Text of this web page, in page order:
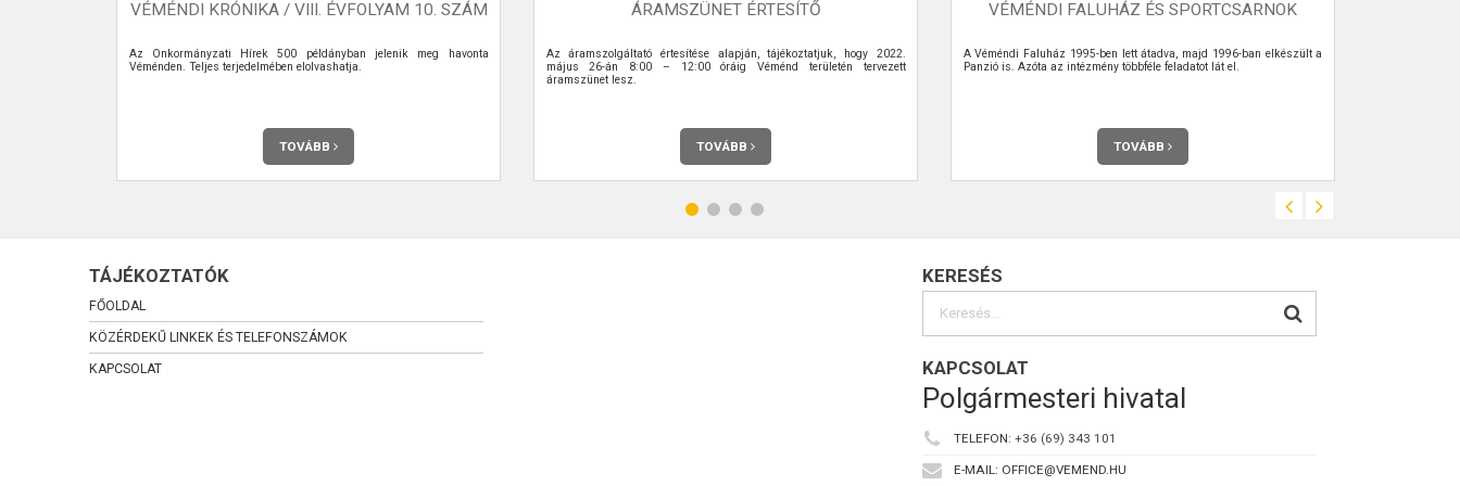
VÉMÉNDI KRÓNIKA / VIII. ÉVFOLYAM 10. SZÁM
Az Önkormányzati Hírek 500 példányban jelenik meg havonta
Véménden. Teljes terjedelmében elolvashatja.
TOVÁBB
ÁRAMSZÜNET ÉRTESÍTŐ
Az áramszolgáltató értesítése alapján, tájékoztatjuk, hogy 2022.
május 26-án 8:00 – 12:00 óráig Véménd területén tervezett
áramszünet lesz.
TOVÁBB
VÉMÉNDI FALUHÁZ ÉS SPORTCSARNOK
A Véméndi Faluház 1995-ben lett átadva, majd 1996-ban elkészült a
Panzió is. Azóta az intézmény többféle feladatot lát el.
TOVÁBB
TÁJÉKOZTATÓK
FŐOLDAL
KÖZÉRDEKŰ LINKEK ÉS TELEFONSZÁMOK
KAPCSOLAT
KERESÉS
KAPCSOLAT
Polgármesteri hivatal
TELEFON: +36 (69) 343 101
E-MAIL: OFFICE@VEMEND.HU